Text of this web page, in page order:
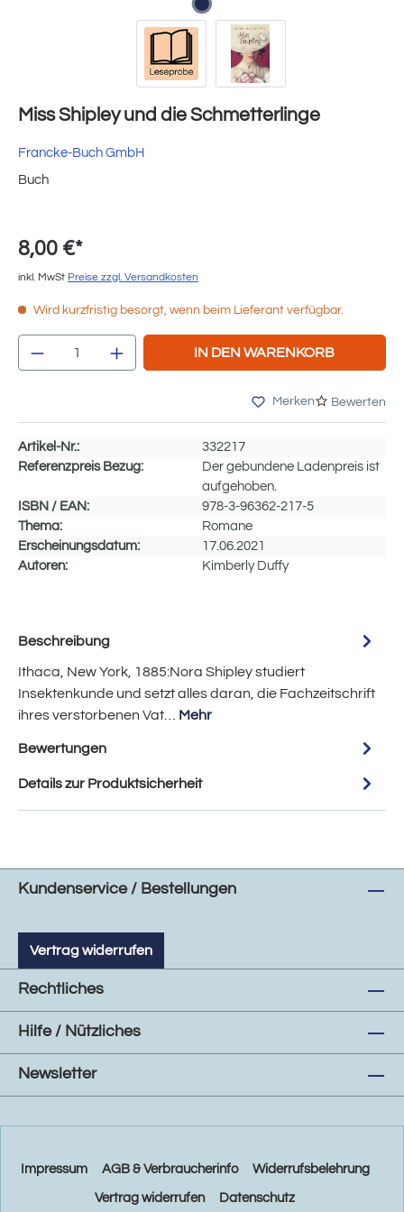
Miss Shipley und die Schmetterlinge
Francke-Buch GmbH
Buch
8,00 €*
inkl. MwSt Preise zzgl. Versandkosten
Wird kurzfristig besorgt, wenn beim Lieferant verfügbar.
Produkt Anzahl: Gib den gewünschten
IN DEN WARENKORB
Merken Bewerten
Artikel-Nr.:
332217
Referenzpreis Bezug:
Der gebundene Ladenpreis ist
aufgehoben.
ISBN / EAN:
978-3-96362-217-5
Thema:
Romane
Erscheinungsdatum:
17.06.2021
Autoren:
Kimberly Duffy
Beschreibung
Ithaca, New York, 1885:Nora Shipley studiert
Insektenkunde und setzt alles daran, die Fachzeitschrift
ihres verstorbenen Vat… Mehr
Bewertungen
Details zur Produktsicherheit
Kundenservice / Bestellungen
Vertrag widerrufen
Rechtliches
Hilfe / Nützliches
Newsletter
Impressum AGB & Verbraucherinfo Widerrufsbelehrung
Vertrag widerrufen Datenschutz